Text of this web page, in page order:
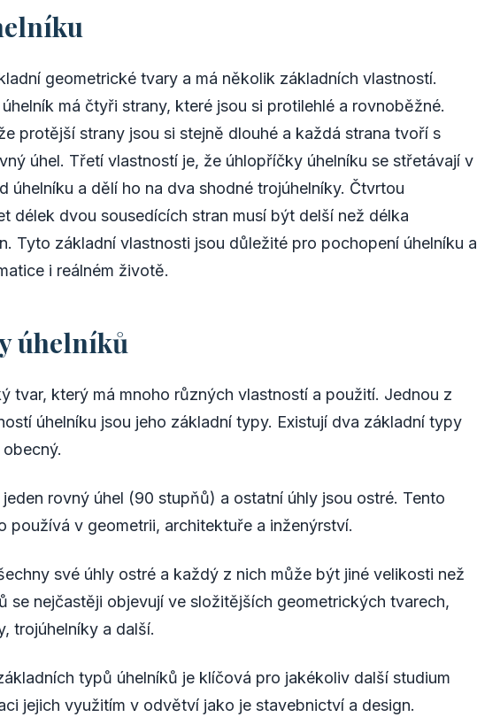
geometrické tvary a má několik základních vlastností.
má čtyři strany, které jsou si protilehlé a rovnoběžné.
protější strany jsou si stejně dlouhé a každá strana tvoří s
úhel. Třetí vlastností je, že úhlopříčky úhelníku se střetávají v
úhelníku a dělí ho na dva shodné trojúhelníky. Čtvrtou
délek dvou sousedících stran musí být delší než délka
Tyto základní vlastnosti jsou důležité pro pochopení úhelníku a
i reálném životě.
úhelníků
tvar, který má mnoho různých vlastností a použití. Jednou z
úhelníku jsou jeho základní typy. Existují dva základní typy
jeden rovný úhel (90 stupňů) a ostatní úhly jsou ostré. Tento
používá v geometrii, architektuře a inženýrství.
své úhly ostré a každý z nich může být jiné velikosti než
se nejčastěji objevují ve složitějších geometrických tvarech,
trojúhelníky a další.
typů úhelníků je klíčová pro jakékoliv další studium
jejich využitím v odvětví jako je stavebnictví a design.